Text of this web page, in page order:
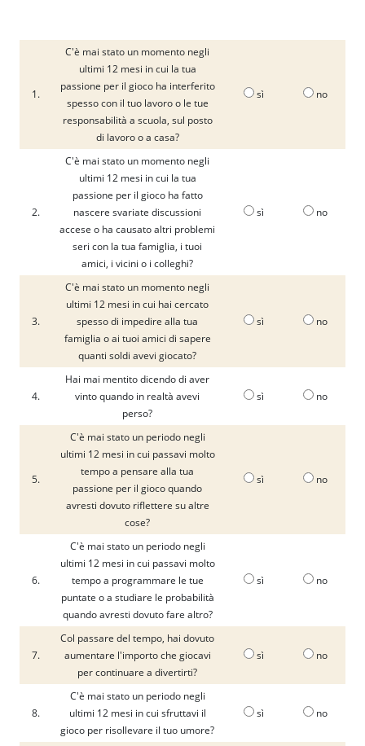
1.
C'è mai stato un momento negli
ultimi 12 mesi in cui la tua
passione per il gioco ha interferito
spesso con il tuo lavoro o le tue
responsabilità a scuola, sul posto
di lavoro o a casa?
sì no
2.
C'è mai stato un momento negli
ultimi 12 mesi in cui la tua
passione per il gioco ha fatto
nascere svariate discussioni
accese o ha causato altri problemi
seri con la tua famiglia, i tuoi
amici, i vicini o i colleghi?
sì no
3.
C'è mai stato un momento negli
ultimi 12 mesi in cui hai cercato
spesso di impedire alla tua
famiglia o ai tuoi amici di sapere
quanti soldi avevi giocato?
sì no
4.
Hai mai mentito dicendo di aver
vinto quando in realtà avevi
perso?
sì no
5.
C'è mai stato un periodo negli
ultimi 12 mesi in cui passavi molto
tempo a pensare alla tua
passione per il gioco quando
avresti dovuto riflettere su altre
cose?
sì no
6.
C'è mai stato un periodo negli
ultimi 12 mesi in cui passavi molto
tempo a programmare le tue
puntate o a studiare le probabilità
quando avresti dovuto fare altro?
sì no
7.
Col passare del tempo, hai dovuto
aumentare l'importo che giocavi
per continuare a divertirti?
sì no
8.
C'è mai stato un periodo negli
ultimi 12 mesi in cui sfruttavi il
gioco per risollevare il tuo umore?
sì no